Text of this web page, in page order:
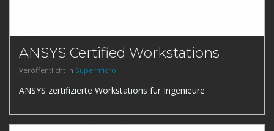
ANSYS Certified Workstations
Veröffentlicht in Supermicro
ANSYS zertifizierte Workstations für Ingenieure